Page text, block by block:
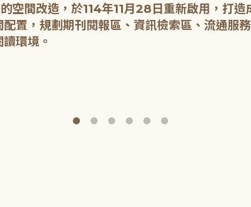
空間改造，於114年11月28日重新啟用，打
置，規劃期刊閱報區、資訊檢索區、流通服
環境。